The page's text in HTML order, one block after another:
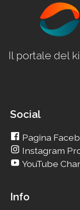
Il portale del
Social
Pagina
Instagram
YouTube
Info